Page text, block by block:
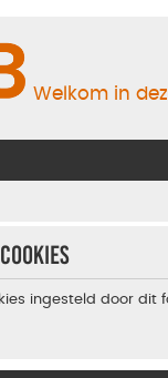
Welkom in
ingesteld door dit